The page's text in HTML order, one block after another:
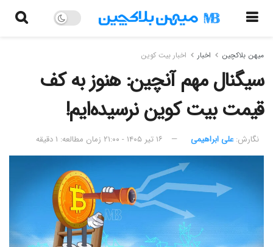
میهن بلاکچین اخبار اخبار بیت کوین
سیگنال مهم آنچین: هنوز به کف
قیمت بیت کوین نرسیده‌ایم!
نگارش:‌ علی ابراهیمی ۱۶ تیر ۱۴۰۵ - ۲۱:۰۰ زمان مطالعه: ۱ دقیقه